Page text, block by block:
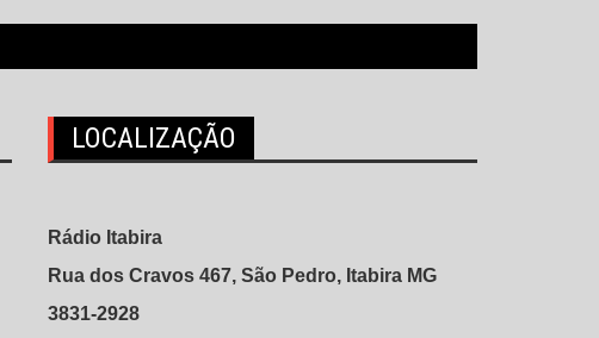
LOCALIZAÇÃO
Rádio Itabira
Rua dos Cravos 467, São Pedro, Itabira MG
3831-2928